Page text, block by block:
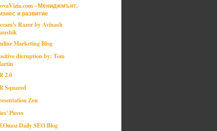
- Мениджмънт,
и развитие
Razor by Avinash
Marketing Blog
disruption by: Tom
2.0
Squared
Zen
Pieces
Daily SEO Blog